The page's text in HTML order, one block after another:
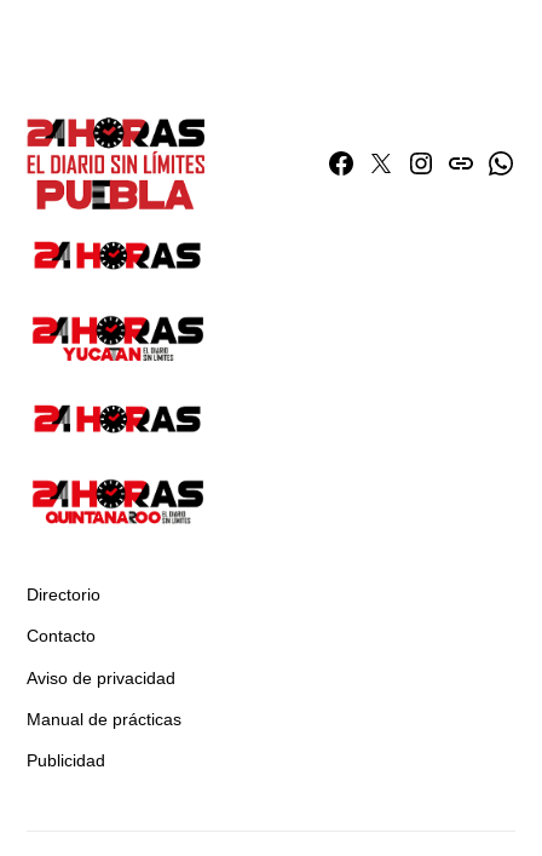
Facebook
TwitterInstagram
issuu
Directorio
Contacto
Aviso de privacidad
Manual de prácticas
Publicidad